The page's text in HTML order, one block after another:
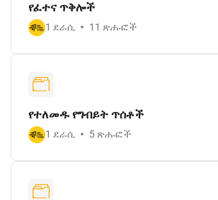
የፈተና ጥቅሎች
1 ደራሲ 11 ጽሑፎች
የተለመዱ የግብይት ጥሰቶች
1 ደራሲ 5 ጽሑፎች